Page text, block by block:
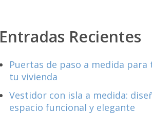
Entradas Recientes
Puertas de paso a medida
tu vivienda
Vestidor con isla a medida:
espacio funcional y elegante